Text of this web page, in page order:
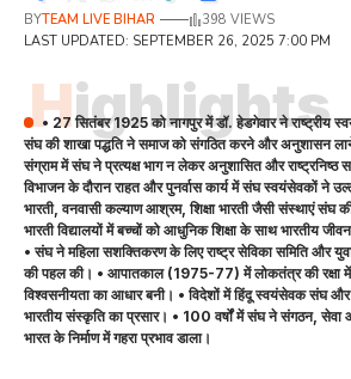
LAST UPDATED: SEPTEMBER 26, 2025 7:00 PM
BYTEAM LIVE BIHAR 398 VIEWS
Highlights
• 27 सितंबर 1925 को नागपुर में डॉ. हेडगेवार ने राष्ट्रीय
संघ की शाखा पद्धति ने समाज को संगठित करने और अनुशासन
संग्राम में संघ ने प्रत्यक्ष भाग न लेकर अनुशासित और राष्ट्रनिष्ठ
विभाजन के दौरान राहत और पुनर्वास कार्य में संघ स्वयंसेवकों ने
भारती, वनवासी कल्याण आश्रम, शिक्षा भारती जैसी संस्थाएं संघ
भारती विद्यालयों में बच्चों को आधुनिक शिक्षा के साथ भारतीय
• संघ ने महिला सशक्तिकरण के लिए राष्ट्र सेविका समिति और
की पहल की। • आपातकाल (1975-77) में लोकतंत्र की रक्षा में
विश्वसनीयता का आधार बनी। • विदेशों में हिंदू स्वयंसेवक संघ
भारतीय संस्कृति का प्रसार। • 100 वर्षों में संघ ने संगठन,
भारत के निर्माण में गहरा प्रभाव डाला।